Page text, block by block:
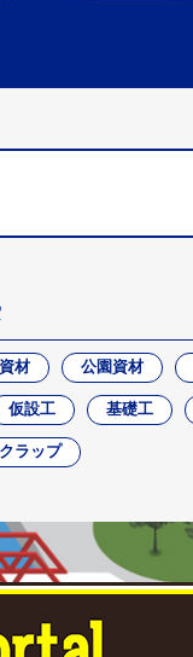
材 公園資材
仮設工 基礎工
ラップ